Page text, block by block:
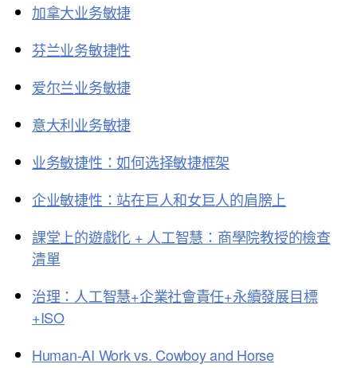
加拿大业务敏捷
芬兰业务敏捷性
爱尔兰业务敏捷
意大利业务敏捷
业务敏捷性：如何选择敏捷框架
企业敏捷性：站在巨人和女巨人的肩膀上
課堂上的遊戲化 + 人工智慧：商學院教授的檢查
清單
治理：人工智慧+企業社會責任+永續發展目標
+ISO
Human-AI Work vs. Cowboy and Horse